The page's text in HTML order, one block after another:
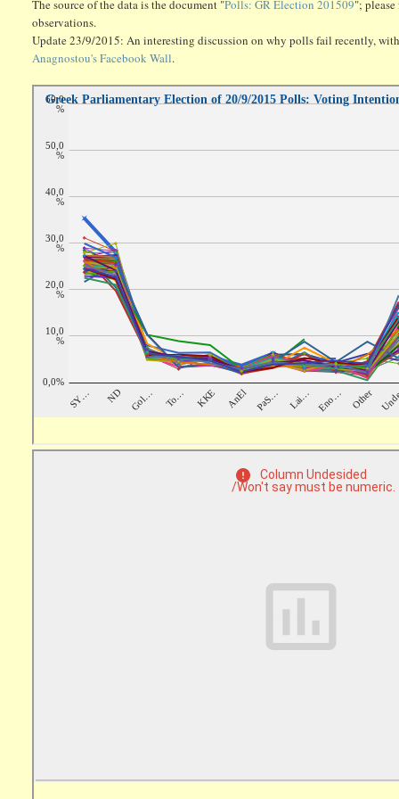
The source of the data is the document "Polls: GR Election 201509";
observations.
Update 23/9/2015: An interesting discussion on why polls fail recently,
Anagnostou's Facebook Wall.